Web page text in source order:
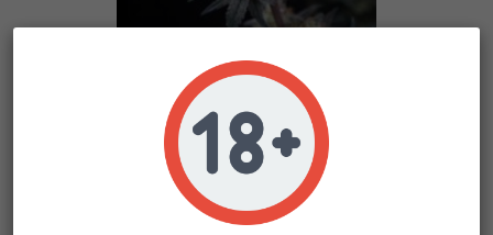
Lemon Tree Auto
FastBuds Seeds
32,04 € 36,00 €